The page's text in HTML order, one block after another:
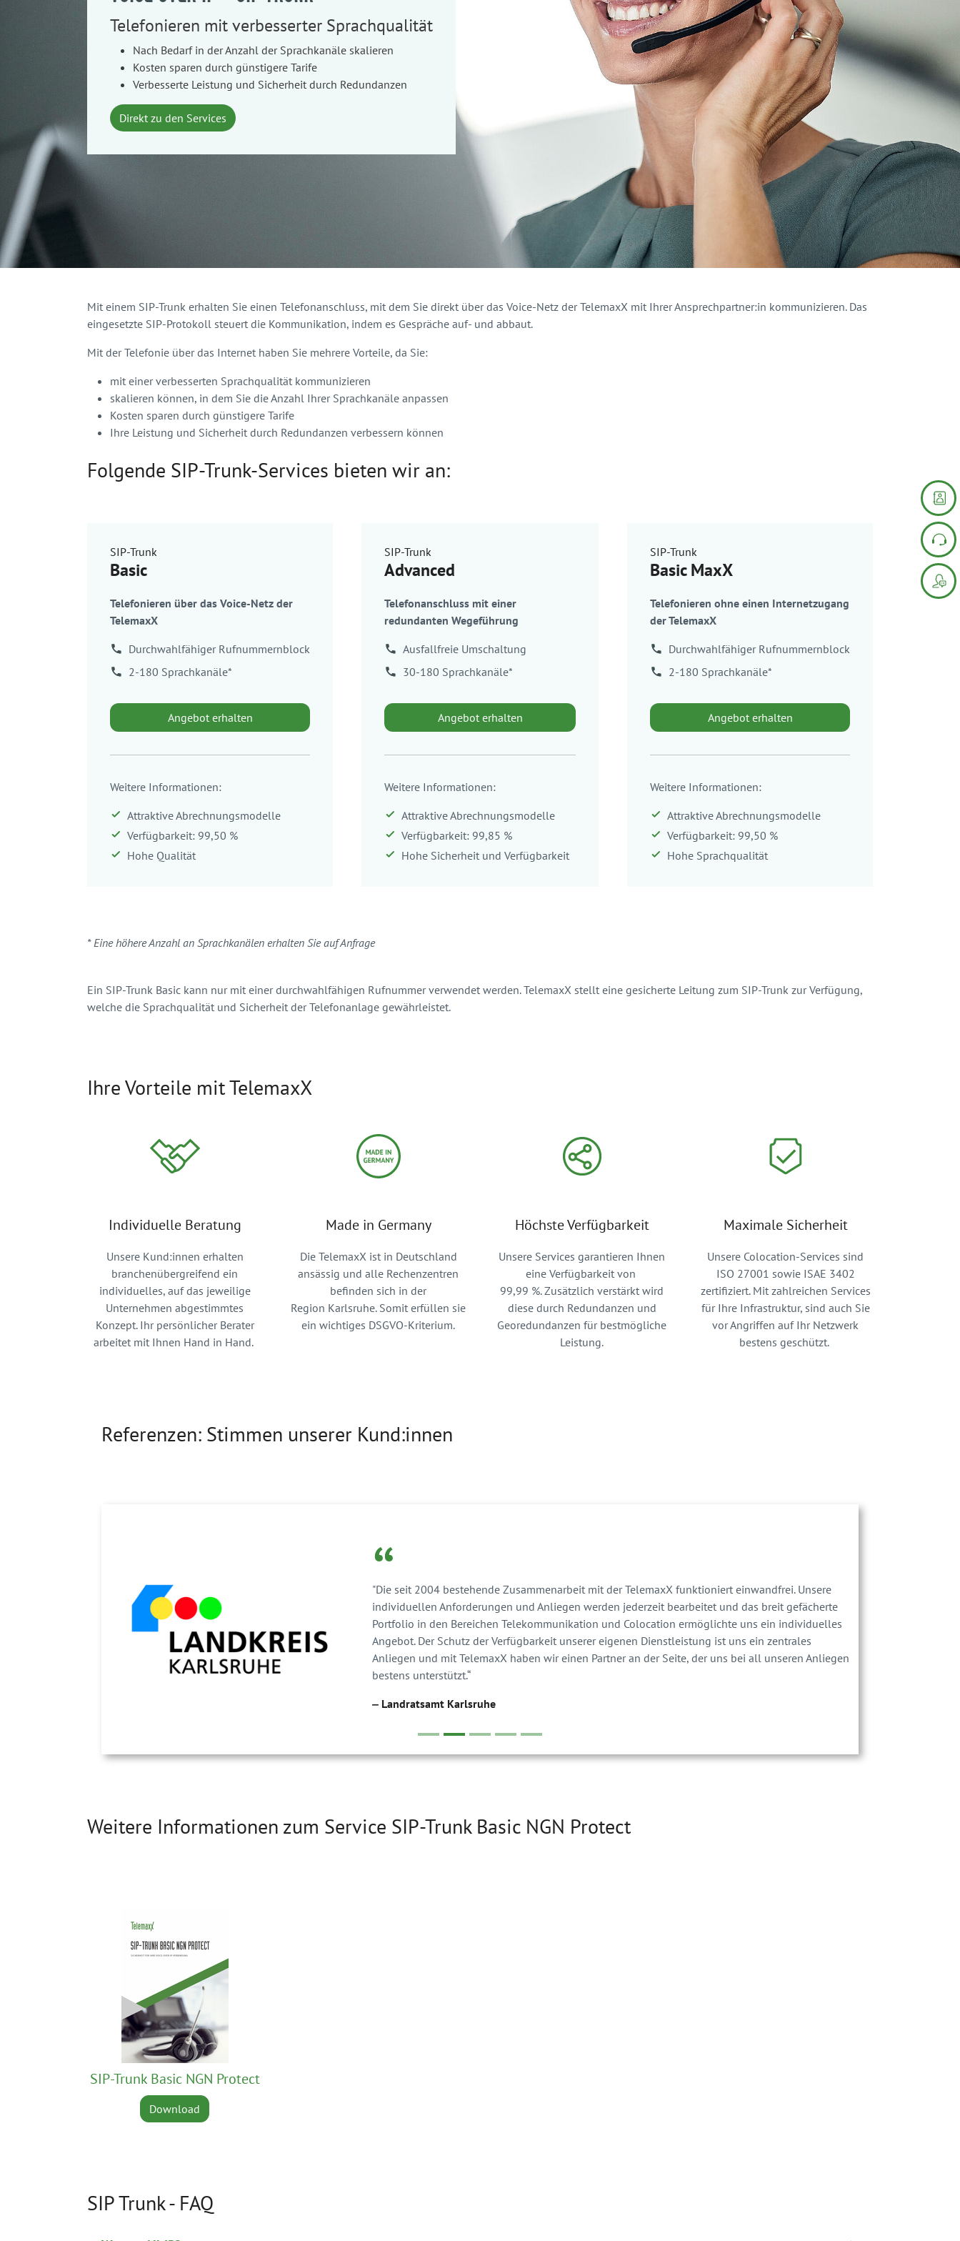
Telefonieren mit verbesserter Sprachqualität
Nach Bedarf in der Anzahl der Sprachkanäle skalieren
Kosten sparen durch günstigere Tarife
Verbesserte Leistung und Sicherheit durch Redundanzen
Direkt zu den Services
Mit einem SIP-Trunk erhalten Sie einen Telefonanschluss, mit dem Sie direkt über das Voice-Netz der TelemaxX mit Ihrer Ansprechpartner:in kommunizieren. Das
eingesetzte SIP-Protokoll steuert die Kommunikation, indem es Gespräche auf- und abbaut.
Mit der Telefonie über das Internet haben Sie mehrere Vorteile, da Sie:
mit einer verbesserten Sprachqualität kommunizieren
skalieren können, in dem Sie die Anzahl Ihrer Sprachkanäle anpassen
Kosten sparen durch günstigere Tarife
Ihre Leistung und Sicherheit durch Redundanzen verbessern können
Folgende SIP-Trunk-Services bieten wir an:
SIP-Trunk
Basic
Telefonieren über das Voice-Netz der
TelemaxX
DurchwahlfähigerRufnummernblock
2-180 Sprachkanäle*
Angebot erhalten
Weitere Informationen:
Attraktive Abrechnungsmodelle
Verfügbarkeit: 99,50 %
Hohe Qualität
SIP-Trunk
Advanced
Telefonanschluss mit einer
redundanten Wegeführung
Ausfallfreie Umschaltung
30-180 Sprachkanäle*
Angebot erhalten
Weitere Informationen:
Attraktive Abrechnungsmodelle
Verfügbarkeit: 99,85 %
Hohe Sicherheit und Verfügbarkeit
SIP-Trunk
Basic MaxX
Telefonieren ohne einen Internetzugang
der TelemaxX
DurchwahlfähigerRufnummernblock
2-180 Sprachkanäle*
Angebot erhalten
Weitere Informationen:
Attraktive Abrechnungsmodelle
Verfügbarkeit: 99,50 %
Hohe Sprachqualität
* Eine höhere Anzahl an Sprachkanälen erhalten Sie auf Anfrage
Ein SIP-Trunk Basic kann nur mit einer durchwahlfähigen Rufnummer verwendet werden. TelemaxX stellt eine gesicherte Leitung zum SIP-Trunk zur Verfügung,
welche die Sprachqualität und Sicherheit der Telefonanlage gewährleistet.
Ihre Vorteile mit TelemaxX
Individuelle Beratung
Unsere Kund:innen erhalten
branchenübergreifend ein
individuelles, auf das jeweilige
Unternehmen abgestimmtes
Konzept. Ihr persönlicher Berater
arbeitet mit Ihnen Hand in Hand.
Made in Germany
Die TelemaxX ist in Deutschland
ansässig und alle Rechenzentren
befinden sich in der
Region Karlsruhe. Somit erfüllen sie
ein wichtiges DSGVO-Kriterium.
Höchste Verfügbarkeit
Unsere Services garantieren Ihnen
eine Verfügbarkeit von
99,99 %. Zusätzlich verstärkt wird
diese durch Redundanzen und
Georedundanzen für bestmögliche
Leistung.
Maximale Sicherheit
Unsere Colocation-Services sind
ISO 27001 sowie ISAE 3402
zertifiziert. Mit zahlreichen Services
für Ihre Infrastruktur, sind auch Sie
vor Angriffen auf Ihr Netzwerk
bestens geschützt.
Referenzen: Stimmen unserer Kund:innen
“
"Die seit 2004 bestehende Zusammenarbeit mit der TelemaxX funktioniert einwandfrei. Unsere
individuellen Anforderungen und Anliegen werden jederzeit bearbeitet und das breit gefächerte
Portfolio in den Bereichen Telekommunikation und Colocation ermöglichte uns ein individuelles
Angebot. Der Schutz der Verfügbarkeit unserer eigenen Dienstleistung ist uns ein zentrales
Anliegen und mit TelemaxX haben wir einen Partner an der Seite, der uns bei all unseren Anliegen
bestens unterstützt.“
‒ Landratsamt Karlsruhe
Weitere Informationen zum Service SIP-Trunk Basic NGN Protect
SIP-Trunk Basic NGN Protect
Download
SIP Trunk - FAQ